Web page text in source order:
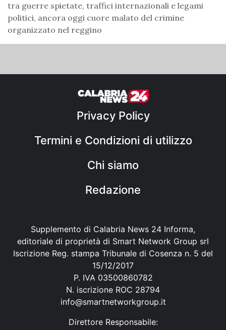
tra guerre spietate, traffici internazionali e legami
politici, ancora oggi cuore malato del crimine
organizzato nel reggino
Privacy Policy
Termini e Condizioni di utilizzo
Chi siamo
Redazione
Supplemento di Calabria News 24 Informa,
editoriale di proprietà di Smart Network Group srl
Iscrizione Reg. stampa Tribunale di Cosenza n. 5 del
15/12/2017
P. IVA 03500860782
N. iscrizione ROC 28794
info@smartnetworkgroup.it
Direttore Responsabile: